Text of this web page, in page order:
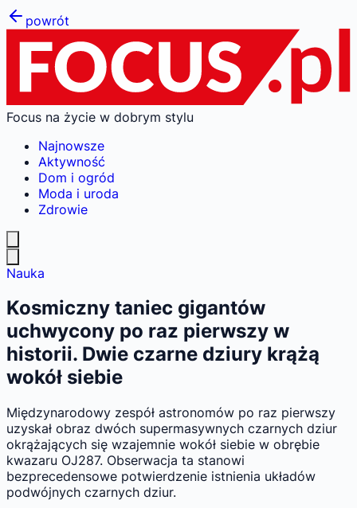
powrót
Focus na życie w dobrym stylu
Najnowsze
Aktywność
Dom i ogród
Moda i uroda
Zdrowie
Nauka
Kosmiczny taniec gigantów
uchwycony po raz pierwszy w
historii. Dwie czarne dziury krążą
wokół siebie
Międzynarodowy zespół astronomów po raz pierwszy
uzyskał obraz dwóch supermasywnych czarnych dziur
okrążających się wzajemnie wokół siebie w obrębie
kwazaru OJ287. Obserwacja ta stanowi
bezprecedensowe potwierdzenie istnienia układów
podwójnych czarnych dziur.